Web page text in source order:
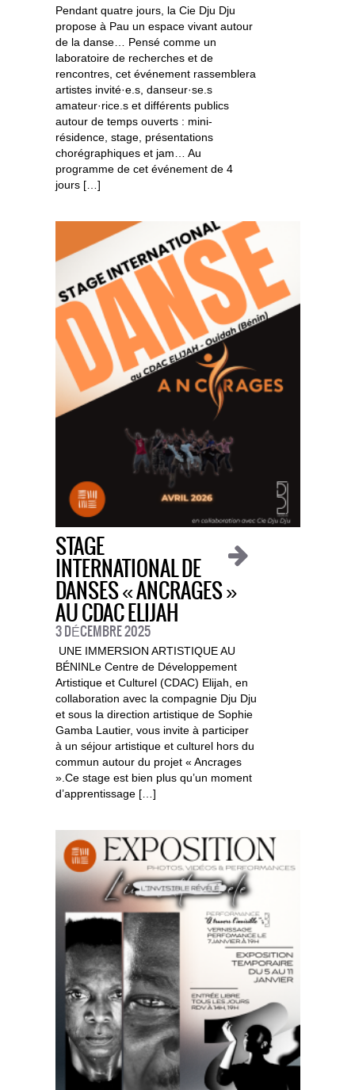
Pendant quatre jours, la Cie Dju Dju
propose à Pau un espace vivant autour
de la danse… Pensé comme un
laboratoire de recherches et de
rencontres, cet événement rassemblera
artistes invité·e.s, danseur·se.s
amateur·rice.s et différents publics
autour de temps ouverts : mini-
résidence, stage, présentations
chorégraphiques et jam… Au
programme de cet événement de 4
jours […]
STAGE
INTERNATIONAL DE
DANSES « ANCRAGES »
AU CDAC ELIJAH
3 DÉCEMBRE 2025
UNE IMMERSION ARTISTIQUE AU
BÉNINLe Centre de Développement
Artistique et Culturel (CDAC) Elijah, en
collaboration avec la compagnie Dju Dju
et sous la direction artistique de Sophie
Gamba Lautier, vous invite à participer
à un séjour artistique et culturel hors du
commun autour du projet « Ancrages
».Ce stage est bien plus qu’un moment
d’apprentissage […]